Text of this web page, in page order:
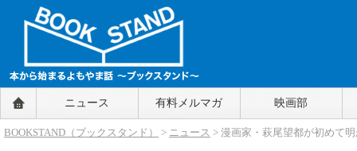
BOOKSTAND（ブックスタンド）
～本から始まるよもやま話～
BOOKSTAND（ブ
ニュース 有料メルマガ 映画部
BOOKSTAND（ブックスタンド） > ニュース > 漫画家・萩尾望都が初めて